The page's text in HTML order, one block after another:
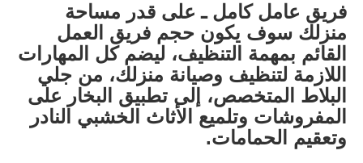
فريق عامل كامل ـ على قدر مساحة
منزلك سوف يكون حجم فريق العمل
القائم بمهمة التنظيف، ليضم كل المهارات
اللازمة لتنظيف وصيانة منزلك، من جلي
البلاط المتخصص، إلى تطبيق البخار على
المفروشات وتلميع الأثاث الخشبي النادر
وتعقيم الحمامات.